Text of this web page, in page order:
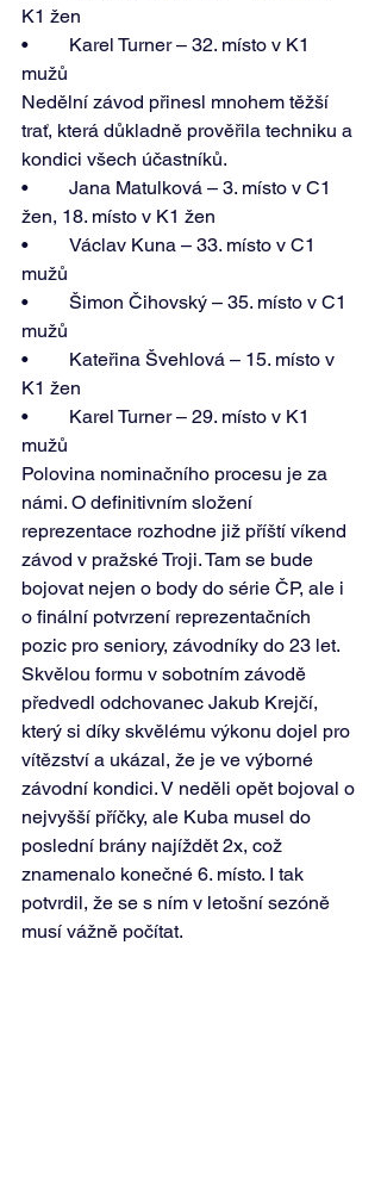
K1 žen
•	Karel Turner – 32. místo v K1
mužů
Nedělní závod přinesl mnohem těžší
trať, která důkladně prověřila techniku a
kondici všech účastníků.
•	Jana Matulková – 3. místo v C1
žen, 18. místo v K1 žen
•	Václav Kuna – 33. místo v C1
mužů
•	Šimon Čihovský – 35. místo v C1
mužů
•	Kateřina Švehlová – 15. místo v
K1 žen
•	Karel Turner – 29. místo v K1
mužů
Polovina nominačního procesu je za
námi. O definitivním složení
reprezentace rozhodne již příští víkend
závod v pražské Troji. Tam se bude
bojovat nejen o body do série ČP, ale i
o finální potvrzení reprezentačních
pozic pro seniory, závodníky do 23 let.
Skvělou formu v sobotním závodě
předvedl odchovanec Jakub Krejčí,
který si díky skvělému výkonu dojel pro
vítězství a ukázal, že je ve výborné
závodní kondici. V neděli opět bojoval o
nejvyšší příčky, ale Kuba musel do
poslední brány najíždět 2x, což
znamenalo konečné 6. místo. I tak
potvrdil, že se s ním v letošní sezóně
musí vážně počítat.